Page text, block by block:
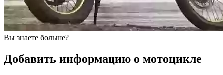
Вы знаете больше?
Добавить информацию о мотоцикле